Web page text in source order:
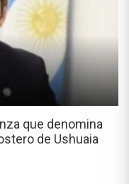
que denomina
de Ushuaia